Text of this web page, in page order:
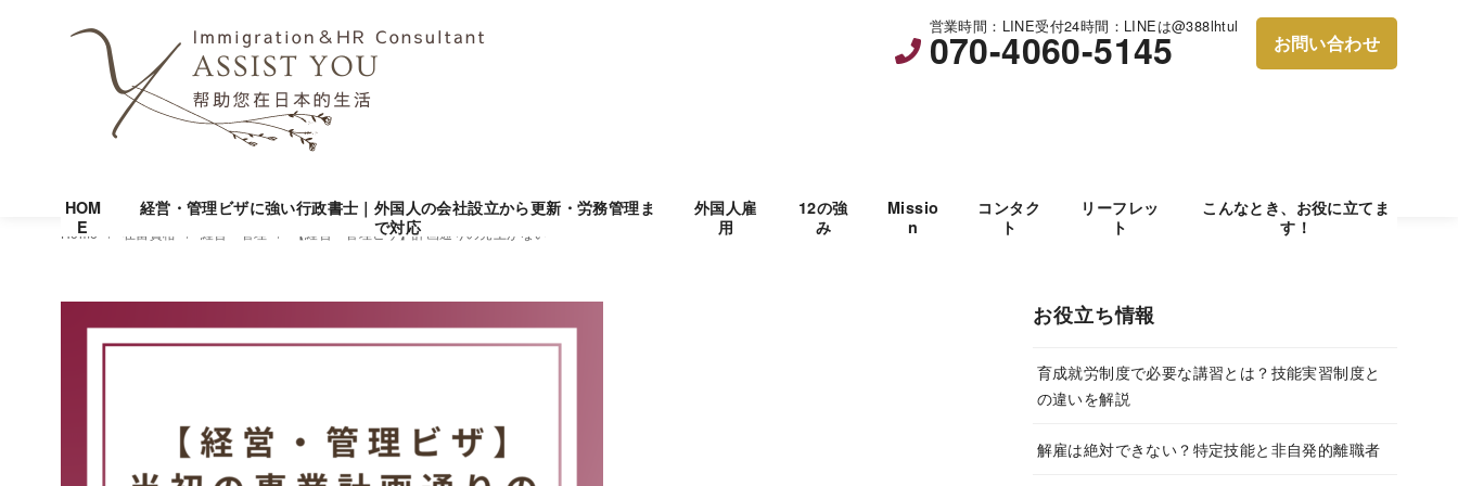
営業時間：LINE受付24時間：LINEは@388lhtul
070-4060-5145 お問い合わせ
HOM
E
経営・管理ビザに強い行政書士｜外国人の会社設立から更新・労務管理ま
で対応
外国人雇
用
12の強
み
Missio
n
コンタク
ト
リーフレッ
ト
こんなとき、お役に立てま
す！
Home 在留資格 経営・管理 【経営・管理ビザ】計画通りの売上がない
お役立ち情報
育成就労制度で必要な講習とは？技能実習制度と
の違いを解説
解雇は絶対できない？特定技能と非自発的離職者